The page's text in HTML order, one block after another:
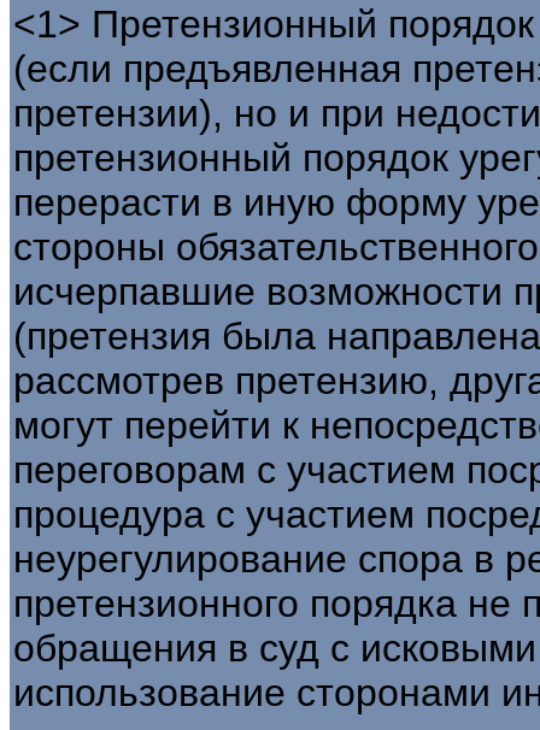
<1> Претензионный
(если предъявленная
претензии), но и при
претензионный порядок
перерасти в иную форму
стороны
исчерпавшие возможности
(претензия была
рассмотрев претензию,
могут перейти к
переговорам с участием
процедура с участием
неурегулирование спора в
претензионного порядка не
обращения в суд с
использование сторонами